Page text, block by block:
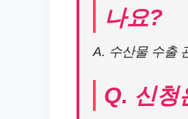
나요?
A. 수산물 수출
Q. 신청